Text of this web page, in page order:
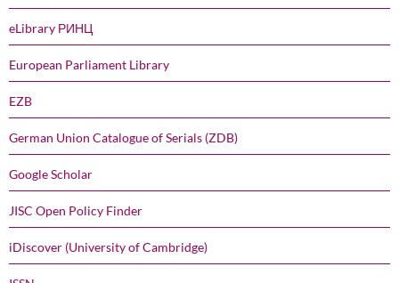
eLibrary РИНЦ
European Parliament Library
EZB
German Union Catalogue of Serials (ZDB)
Google Scholar
JISC Open Policy Finder
iDiscover (University of Cambridge)